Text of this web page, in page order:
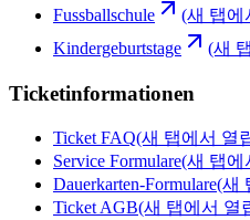
Fussballschule
(새 탭에
Kindergeburtstage
(새
Ticketinformationen
Ticket FAQ(새 탭에서 열
Service Formulare(새 탭에
Dauerkarten-Formulare(새
Ticket AGB(새 탭에서 열